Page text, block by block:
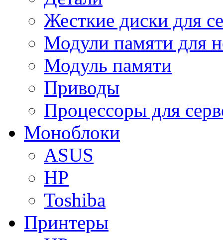
Жесткие диски для
Модули памяти для
Модуль памяти
Приводы
Процессоры для
Моноблоки
ASUS
HP
Toshiba
Принтеры